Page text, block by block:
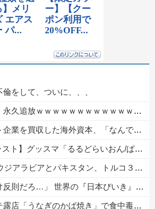
をして、ついに、、、
放ｗｗｗｗｗｗｗｗｗｗｗｗｗｗｗ（証拠あり）
本、「なんで自ら売上ゼロにするようなことするの」とドン引きするような方針転換を……
「るるどらいおん/ぱすてるおにくVer.」美少女フィギュア【本日発売】他
ビアとパキスタン、トルコ３カ国 相互防衛協定締結
」 世界の『日本びいき』にヨーロッパ全土から不満の声
ば焼き」で食中毒 男女14人が発熱や腹痛など訴え…サルモネラ属の菌検出